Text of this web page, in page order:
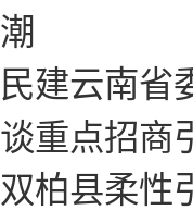
潮
民建云南省
谈重点招商
双柏县柔性